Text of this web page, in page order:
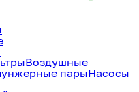
Воздушные
парыНасосы